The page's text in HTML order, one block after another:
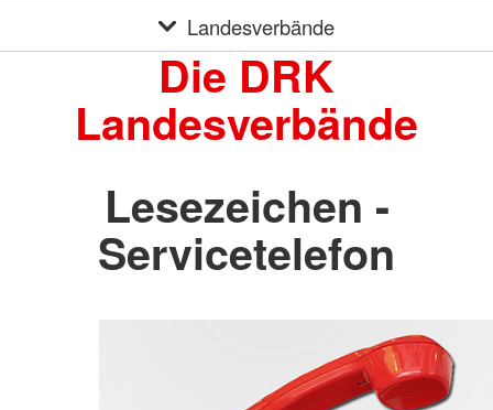
Landesverbände
Die DRK
Landesverbände
Lesezeichen -
Servicetelefon